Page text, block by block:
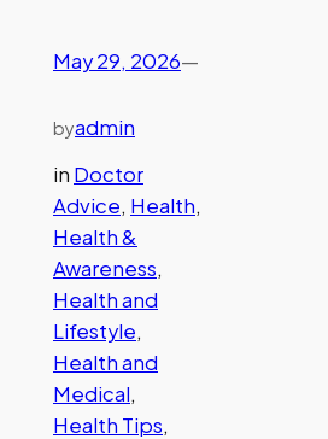
May 29, 2026—
byadmin
in Doctor
Advice, Health
Health &
Awareness
Health and
Lifestyle
Health and
Medical
Health Tips